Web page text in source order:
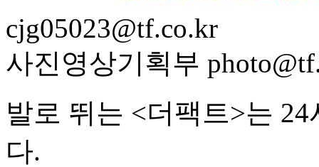
cjg05023@tf.co.kr
사진영상기획부
발로 뛰는 <더팩트>는
다.